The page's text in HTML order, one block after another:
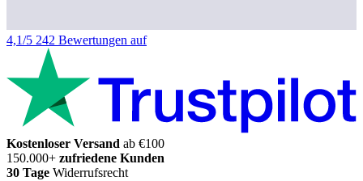
4,1/5 242 Bewertungen auf
Kostenloser Versand ab €100
150.000+ zufriedene Kunden
30 Tage Widerrufsrecht